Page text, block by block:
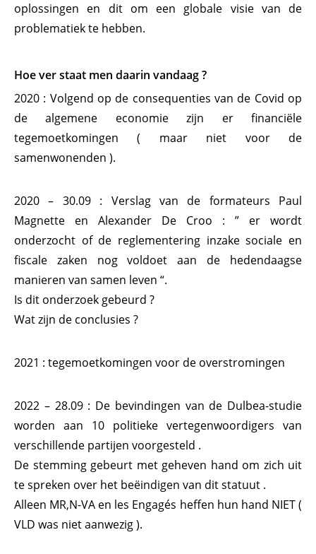
oplossingen en dit om een globale visie van de
problematiek te hebben.
Hoe ver staat men daarin vandaag ?
2020 : Volgend op de consequenties van de Covid op
de algemene economie zijn er financiële
tegemoetkomingen ( maar niet voor de
samenwonenden ).
2020 – 30.09 : Verslag van de formateurs Paul
Magnette en Alexander De Croo : ” er wordt
onderzocht of de reglementering inzake sociale en
fiscale zaken nog voldoet aan de hedendaagse
manieren van samen leven “.
Is dit onderzoek gebeurd ?
Wat zijn de conclusies ?
2021 : tegemoetkomingen voor de overstromingen
2022 – 28.09 : De bevindingen van de Dulbea-studie
worden aan 10 politieke vertegenwoordigers van
verschillende partijen voorgesteld .
De stemming gebeurt met geheven hand om zich uit
te spreken over het beëindigen van dit statuut .
Alleen MR,N-VA en les Engagés heffen hun hand NIET (
VLD was niet aanwezig ).